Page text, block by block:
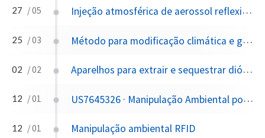
27 / 05 Injeção atmosférica de aerossol reflexivo para mitigar o aquecimento global
25 / 03 Método para modificação climática e gerador de vapor para modificação climática
02 / 02 Aparelhos para extrair e sequestrar dióxido de carbono
12 / 01 US7645326 · Manipulação Ambiental por RFID — O Ancestral da Vigilância IoT
12 / 01 Manipulação ambiental RFID